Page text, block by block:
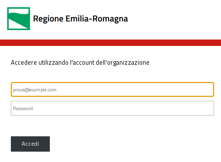
Accedere utilizzando l'account dell'organizzazione
Accedi